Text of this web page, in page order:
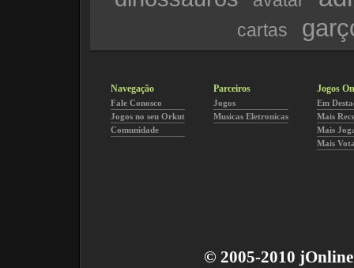
cartas
Navegação
Fale Conosco
Jogos no seu Orkut
Comunidade
Parceiros
Jogos
Musicas Eletronicas
Jogos
Em
Mais
Mais
Mais
© 2005-2010